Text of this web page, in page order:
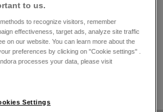
10:00
10:00-22:00
10:00-22:00
10:00 -
to us.
to recognize visitors, remember
effectiveness, target ads, analyze site traffic
on our website. You can learn more about the
preferences by clicking on "Cookie settings" .
processes your data, please visit
Settings